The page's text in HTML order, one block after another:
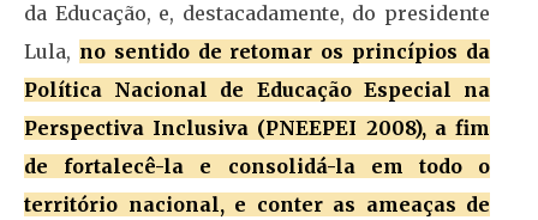
da Educação, e, destacadamente, do presidente
Lula, no sentido de retomar os princípios da
Política Nacional de Educação Especial na
Perspectiva Inclusiva (PNEEPEI 2008), a fim
de fortalecê-la e consolidá-la em todo o
território nacional, e conter as ameaças de